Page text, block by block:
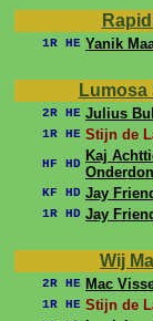
1R HE Yanik
Lumosa
2R HE Julius
1R HE Stijn de
HF HD Kaj
KF HD Jay
1R HD Jay
Wij
2R HE Mac
1R HE Stijn de